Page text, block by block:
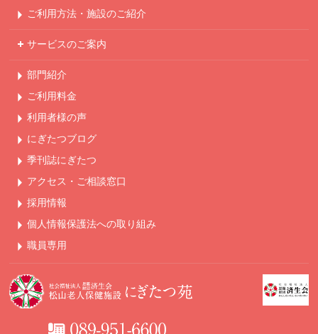
ご利用方法・ 施設のご紹介
サービスのご案内
部門紹介
ご利用料金
利用者様の声
にぎたつブログ
季刊誌にぎたつ
アクセス・ご相談窓口
採用情報
個人情報保護法への取り組み
職員専用